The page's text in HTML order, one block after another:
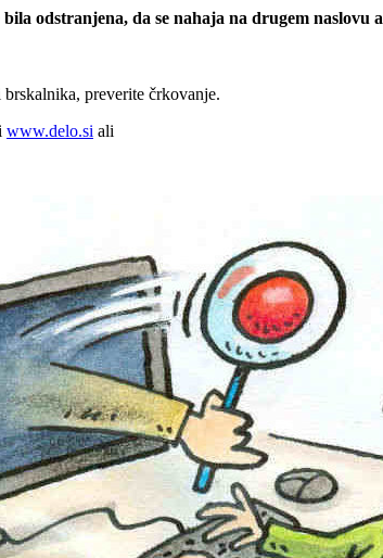
odstranjena, da se nahaja na drugem naslovu
preverite črkovanje.
www.delo.si ali